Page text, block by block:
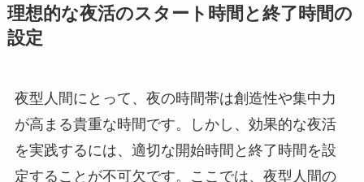
理想的な夜活のスタート時間と終了時間の
設定
夜型人間にとって、夜の時間帯は創造性や集中力
が高まる貴重な時間です。しかし、効果的な夜活
を実践するには、適切な開始時間と終了時間を設
定することが不可欠です。ここでは、夜型人間の